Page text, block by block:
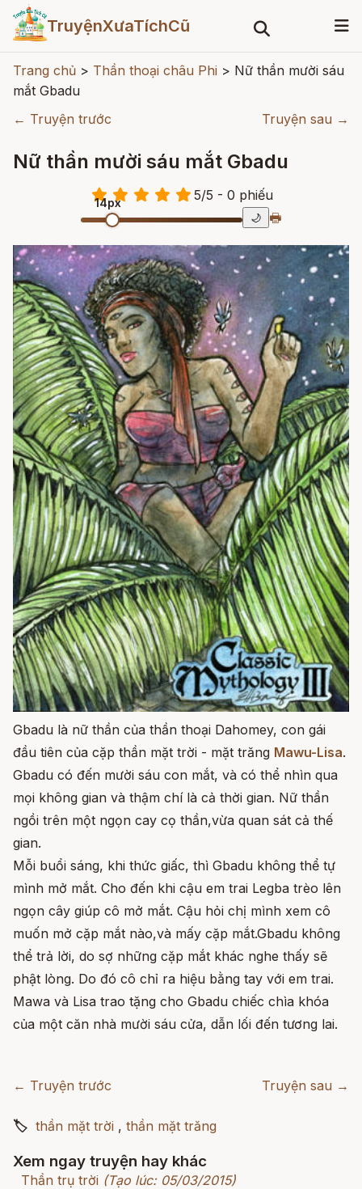
TruyệnXưaTíchCũ
Trang chủ > Thần thoại châu Phi > Nữ thần mười sáu
mắt Gbadu
← Truyện trước
Truyện sau →
Nữ thần mười sáu mắt Gbadu
5/5 - 0 phiếu
14px
🌙 🖶
Gbadu là nữ thần của thần thoại Dahomey, con gái
đầu tiên của cặp thần mặt trời - mặt trăng Mawu-Lisa.
Gbadu có đến mười sáu con mắt, và có thể nhìn qua
mọi không gian và thậm chí là cả thời gian. Nữ thần
ngồi trên một ngọn cay cọ thần,vừa quan sát cả thế
gian.
Mỗi buổi sáng, khi thức giấc, thì Gbadu không thể tự
mình mở mắt. Cho đến khi cậu em trai Legba trèo lên
ngọn cây giúp cô mở mắt. Cậu hỏi chị mình xem cô
muốn mở cặp mắt nào,và mấy cặp mắt.Gbadu không
thể trả lời, do sợ những cặp mắt khác nghe thấy sẽ
phật lòng. Do đó cô chỉ ra hiệu bằng tay với em trai.
Mawa và Lisa trao tặng cho Gbadu chiếc chìa khóa
của một căn nhà mười sáu cửa, dẫn lối đến tương lai.
← Truyện trước Truyện sau →
🏷 thần mặt trời , thần mặt trăng
Xem ngay truyện hay khác
Thần trụ trời (Tạo lúc: 05/03/2015)